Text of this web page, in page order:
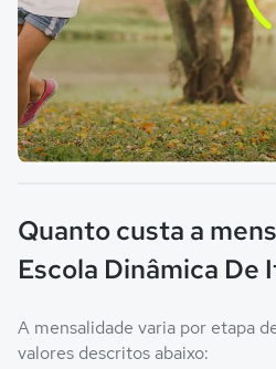
Quanto custa a
Escola Dinâmica De
A mensalidade varia por etapa
valores descritos abaixo: